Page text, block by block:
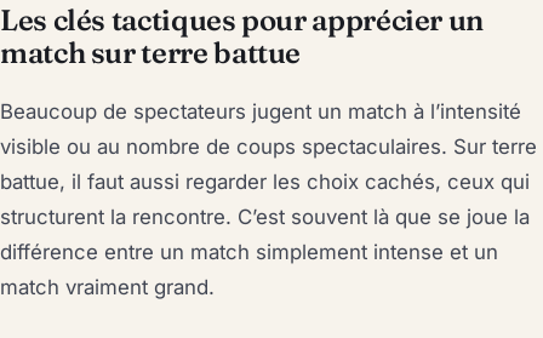
Les clés tactiques pour apprécier un
match sur terre battue
Beaucoup de spectateurs jugent un match à l’intensité
visible ou au nombre de coups spectaculaires. Sur terre
battue, il faut aussi regarder les choix cachés, ceux qui
structurent la rencontre. C’est souvent là que se joue la
différence entre un match simplement intense et un
match vraiment grand.